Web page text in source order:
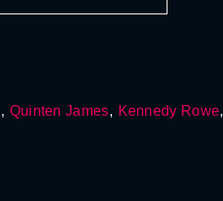
, Quinten James, Kennedy Rowe,